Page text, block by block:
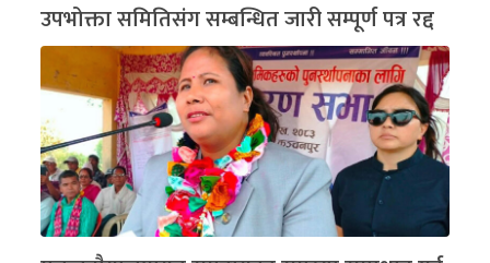
उपभोक्ता समितिसंग सम्बन्धित जारी सम्पूर्ण पत्र रद्द